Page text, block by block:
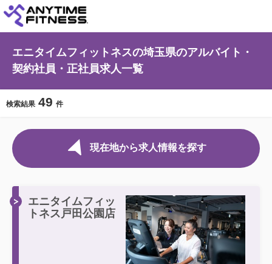
エニタイムフィットネスの埼玉県のアルバイト・
契約社員・正社員求人一覧
検索結果 49 件
現在地から求人情報を探す
エニタイムフィッ
トネス戸田公園店